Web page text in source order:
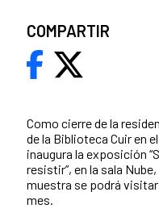
Como cierre de la
de la Biblioteca Cuir en
inaugura la exposición
resistir”, en la sala
muestra se podrá
mes.
COMPARTIR